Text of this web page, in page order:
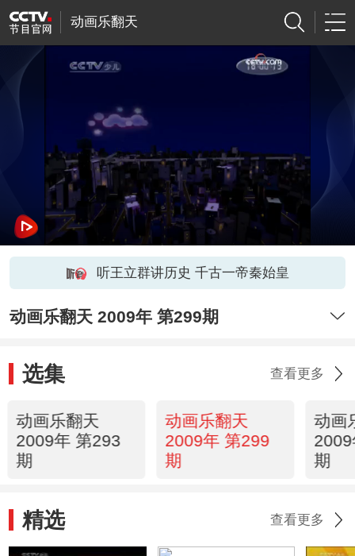
动画乐翻天
听王立群讲历史 千古一帝秦始皇
动画乐翻天 2009年 第299期
选集 查看更多
动画乐翻天
2009年 第293
期
动画乐翻天
2009年 第299
期
动画
期
精选 查看更多